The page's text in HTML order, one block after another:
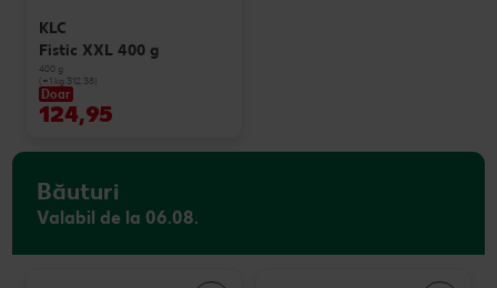
KLC
Fistic XXL 400 g
400 g
(=1 kg 312.38)
Doar
124,95
Băuturi
Valabil de la 06.08.